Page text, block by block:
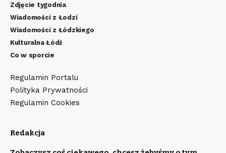
Zdjęcie tygodnia
Wiadomości z Łodzi
Wiadomości z Łódzkiego
Kulturalna Łódź
Co w sporcie
Regulamin Portalu
Polityka Prywatności
Regulamin Cookies
Redakcja